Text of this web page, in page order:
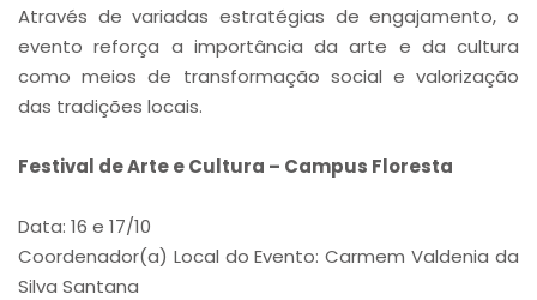
Através de variadas estratégias de engajamento, o
evento reforça a importância da arte e da cultura
como meios de transformação social e valorização
das tradições locais.
Festival de Arte e Cultura – Campus Floresta
Data: 16 e 17/10
Coordenador(a) Local do Evento: Carmem Valdenia da
Silva Santana